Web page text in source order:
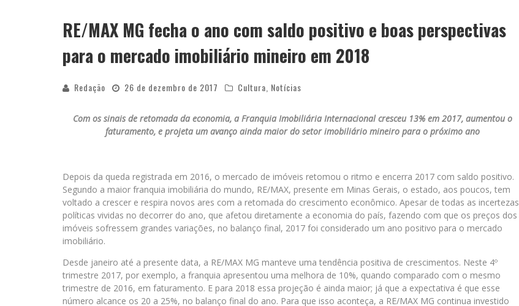
YAN TRAZ A TURNÊ NACIONAL DO PAGODYANDO PARA BELO HORIZONTE
RE/MAX MG fecha o ano com saldo positivo e boas perspectivas
para o mercado imobiliário mineiro em 2018
Redação 26 de dezembro de 2017 Cultura Notícias
Com os sinais de retomada da economia, a Franquia Imobiliária Internacional cresceu 13% em 2017, aumentou o
faturamento, e projeta um avanço ainda maior do setor imobiliário mineiro para o próximo ano
Depois da queda registrada em 2016, o mercado de imóveis retomou o ritmo e encerra 2017 com saldo positivo.
Segundo a maior franquia imobiliária do mundo, RE/MAX, presente em Minas Gerais, o estado, aos poucos, tem
voltado a crescer e respira novos ares com a retomada do crescimento econômico. Apesar de todas as incertezas
políticas vividas no decorrer do ano, que afetou diretamente a economia do país, fazendo com que os preços dos
imóveis sofressem grandes variações, no balanço final, 2017 foi considerado um ano positivo para o mercado
imobiliário.
Desde janeiro até a presente data, a RE/MAX MG manteve uma tendência positiva de crescimentos. Neste 4º
trimestre 2017, por exemplo, a franquia apresentou uma melhora de 10%, quando comparado com o mesmo
trimestre de 2016, em faturamento. E para 2018 essa projeção é ainda maior; já que a expectativa é que esse
número alcance os 20 a 25%, no balanço final do ano. Para que isso aconteça, a RE/MAX MG continua investido